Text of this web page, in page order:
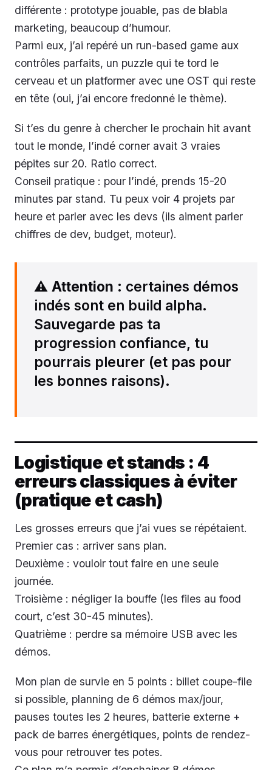
différente : prototype jouable, pas de blabla
marketing, beaucoup d’humour.
Parmi eux, j’ai repéré un run-based game aux
contrôles parfaits, un puzzle qui te tord le
cerveau et un platformer avec une OST qui reste
en tête (oui, j’ai encore fredonné le thème).
Si t’es du genre à chercher le prochain hit avant
tout le monde, l’indé corner avait 3 vraies
pépites sur 20. Ratio correct.
Conseil pratique : pour l’indé, prends 15-20
minutes par stand. Tu peux voir 4 projets par
heure et parler avec les devs (ils aiment parler
chiffres de dev, budget, moteur).
⚠️ Attention : certaines démos
indés sont en build alpha.
Sauvegarde pas ta
progression confiance, tu
pourrais pleurer (et pas pour
les bonnes raisons).
Logistique et stands : 4
erreurs classiques à éviter
(pratique et cash)
Les grosses erreurs que j’ai vues se répétaient.
Premier cas : arriver sans plan.
Deuxième : vouloir tout faire en une seule
journée.
Troisième : négliger la bouffe (les files au food
court, c’est 30-45 minutes).
Quatrième : perdre sa mémoire USB avec les
démos.
Mon plan de survie en 5 points : billet coupe-file
si possible, planning de 6 démos max/jour,
pauses toutes les 2 heures, batterie externe +
pack de barres énergétiques, points de rendez-
vous pour retrouver tes potes.